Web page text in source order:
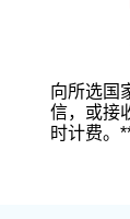
向所选国
信，或接
时计费。